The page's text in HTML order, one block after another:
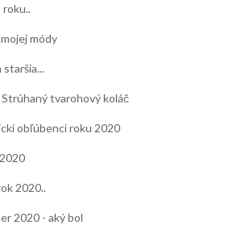
módy
staršia...
tvarohový koláč
obľúbenci roku 2020
2020..
2020 - aký bol